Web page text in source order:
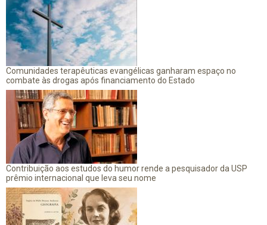
Comunidades terapêuticas evangélicas ganharam espaço no
combate às drogas após financiamento do Estado
Contribuição aos estudos do humor rende a pesquisador da USP
prêmio internacional que leva seu nome